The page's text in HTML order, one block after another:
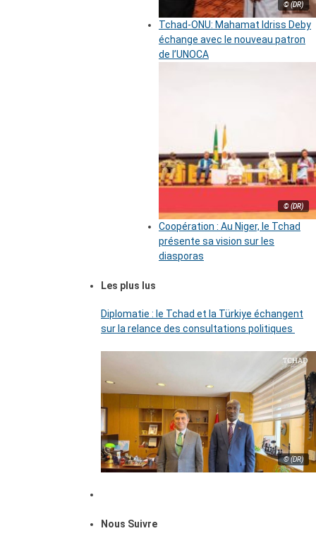
© (DR)
Tchad-ONU: Mahamat Idriss Deby
échange avec le nouveau patron
de l’UNOCA
© (DR)
Coopération : Au Niger, le Tchad
présente sa vision sur les
diasporas
Les plus lus
Diplomatie : le Tchad et la Türkiye échangent
sur la relance des consultations politiques
© (DR)
Nous Suivre